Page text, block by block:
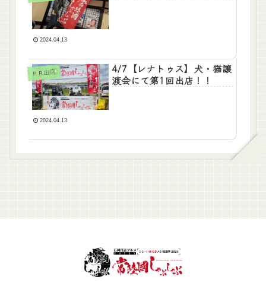
2024.04.13
ＰＲ出店
4/7【レナトゥス】犬・猫譲
渡会にて第1回出店！！
2024.04.13